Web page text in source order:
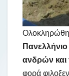
ανδρών και
φορά